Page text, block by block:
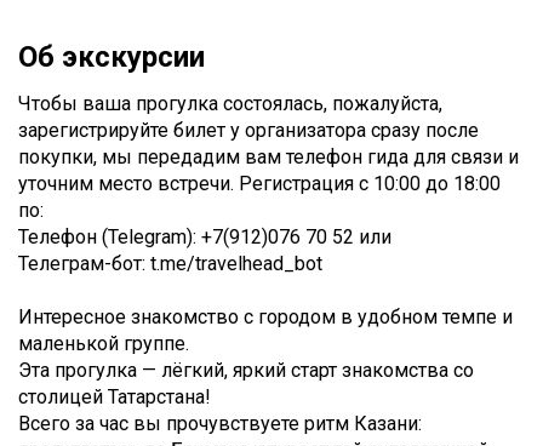
Об экскурсии
Чтобы ваша прогулка состоялась, пожалуйста,
зарегистрируйте билет у организатора сразу после
покупки, мы передадим вам телефон гида для связи и
уточним место встречи. Регистрация с 10:00 до 18:00
по:
Телефон (Telegram): +7(912)076 70 52 или
Телеграм-бот: t.me/travelhead_bot
Интересное знакомство с городом в удобном темпе и
маленькой группе.
Эта прогулка — лёгкий, яркий старт знакомства со
столицей Татарстана!
Всего за час вы прочувствуете ритм Казани: